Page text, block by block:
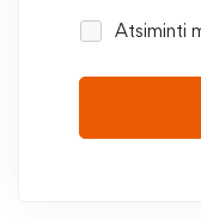
Atsiminti